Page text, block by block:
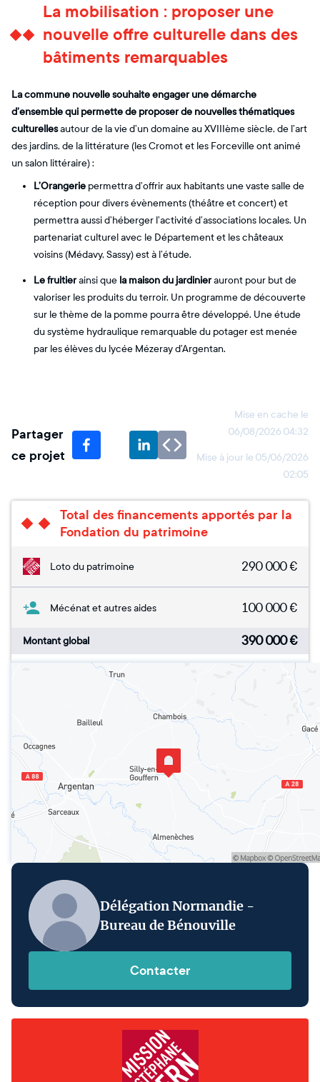
La mobilisation : proposer une
nouvelle offre culturelle dans des
bâtiments remarquables
La commune nouvelle souhaite engager une démarche
d’ensemble qui permette de proposer de nouvelles thématiques
culturellesautour de la vie d’un domaine au XVIIIème siècle, de l’art
des jardins, de la littérature (les Cromot et les Forceville ont animé
un salon littéraire) :
L’Orangerie permettra d’offrir aux habitants une vaste salle de
réception pour divers évènements (théâtre et concert) et
permettra aussi d’héberger l’activité d’associations locales. Un
partenariat culturel avec le Département et les châteaux
voisins (Médavy, Sassy) est à l’étude.
Le fruitierainsi que la maison du jardinierauront pour but de
valoriser les produits du terroir. Un programme de découverte
sur le thème de la pomme pourra être développé. Une étude
du système hydraulique remarquable du potager est menée
par les élèves du lycée Mézeray d’Argentan.
Partager
ce projet
Mise en cache le
06/08/2026 04:32
Mise à jour le 05/06/2026
02:05
Total des financements apportés par la
Fondation du patrimoine
Loto du patrimoine 290 000€
Mécénat et autres aides 100 000€
Montant global 390 000€
Délégation Normandie -
Bureau de Bénouville
Contacter